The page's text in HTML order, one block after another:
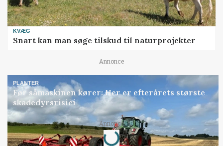
KVÆG
Snart kan man søge tilskud til naturprojekter
Annonce
PLANTER
Før såmaskinen kører: Her er efterårets største
skadedyrsrisici
Annonce
Loading...